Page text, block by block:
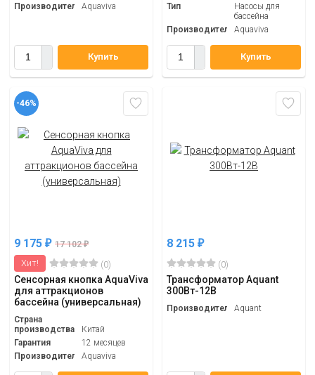
Производитель Aquaviva
Купить
Тип
Насосы для
бассейна
Производитель Aquaviva
Купить
-46%
9 175 ₽ 17 102₽
Хит! (0)
Сенсорная кнопка AquaViva
для аттракционов
бассейна (универсальная)
Страна
производства
Китай
Гарантия
12 месяцев
Производитель Aquaviva
8 215 ₽
(0)
Трансформатор Aquant
300Вт-12В
Производитель Aquant